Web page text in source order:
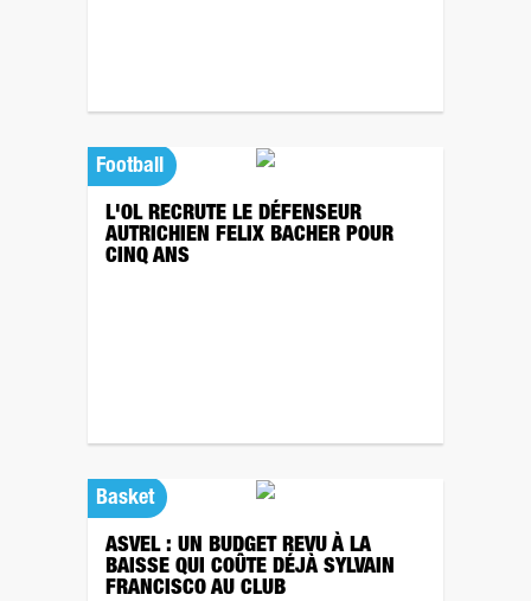
Football
L'OL RECRUTE LE DÉFENSEUR
AUTRICHIEN FELIX BACHER POUR
CINQ ANS
Basket
ASVEL : UN BUDGET REVU À LA
BAISSE QUI COÛTE DÉJÀ SYLVAIN
FRANCISCO AU CLUB